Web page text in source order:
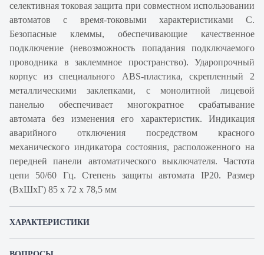
селективная токовая защита при совместном использовании
автоматов с время-токовыми характеристиками C.
Безопасные клеммы, обеспечивающие качественное
подключение (невозможность попадания подключаемого
проводника в заклеммное пространство). Ударопрочный
корпус из специального ABS-пластика, скрепленный 2
металлическими заклепками, с монолитной лицевой
панелью обеспечивает многократное срабатывание
автомата без изменения его характеристик. Индикация
аварийного отключения посредством красного
механического индикатора состояния, расположенного на
передней панели автоматического выключателя. Частота
цепи 50/60 Гц. Степень защиты автомата IP20. Размер
(ВхШхГ) 85 х 72 х 78,5 мм
ХАРАКТЕРИСТИКИ